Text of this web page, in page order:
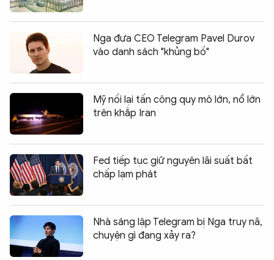
Nga đưa CEO Telegram Pavel Durov
vào danh sách "khủng bố"
Mỹ nối lại tấn công quy mô lớn, nổ lớn
trên khắp Iran
Fed tiếp tục giữ nguyên lãi suất bất
chấp lạm phát
Nhà sáng lập Telegram bị Nga truy nã,
chuyện gì đang xảy ra?